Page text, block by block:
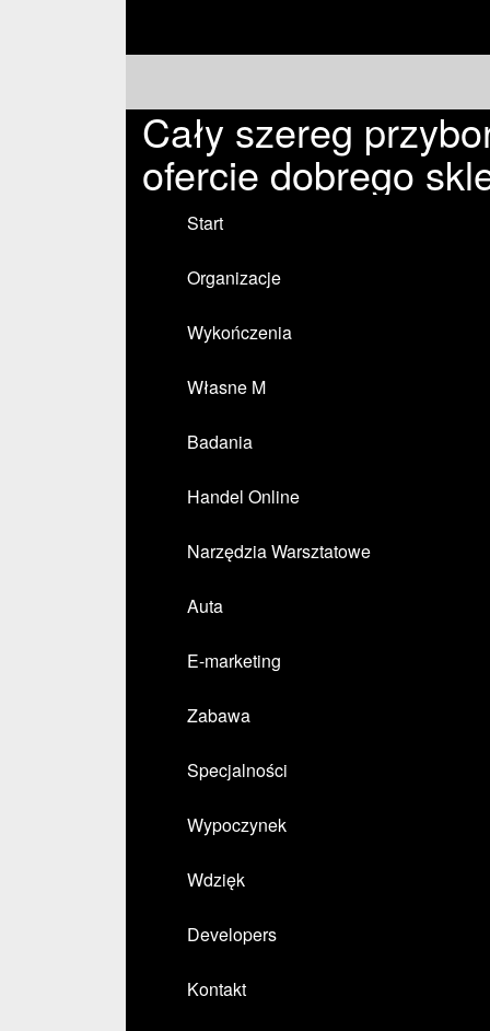
Cały szereg
ofercie dobrego
Start
Organizacje
Wykończenia
Własne M
Badania
Handel Online
Narzędzia Warsztatowe
Auta
E-marketing
Zabawa
Specjalności
Wypoczynek
Wdzięk
Developers
Kontakt